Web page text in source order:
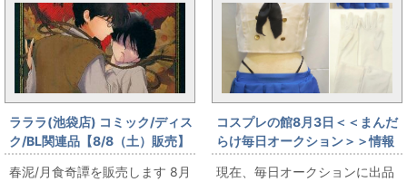
ラララ(池袋店) コミック/ディス
ク/BL関連品【8/8（土）販売】
🌕春泥/月食奇譚を販売します🌕
春泥/月食奇譚を販売します 8月
コスプレの館8月3日＜＜まんだ
らけ毎日オークション＞＞情報
です
現在、毎日オークションに出品